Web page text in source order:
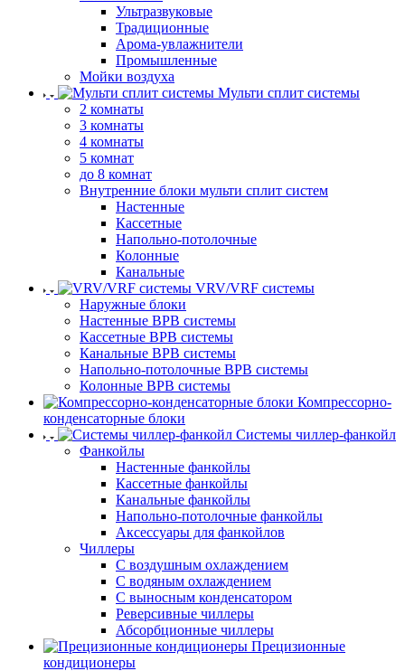
Ультразвуковые
Традиционные
Арома-увлажнители
Промышленные
Мойки воздуха
Мульти сплит системы
2 комнаты
3 комнаты
4 комнаты
5 комнат
до 8 комнат
Внутренние блоки мульти сплит систем
Настенные
Кассетные
Напольно-потолочные
Колонные
Канальные
VRV/VRF системы
Наружные блоки
Настенные ВРВ системы
Кассетные ВРВ системы
Канальные ВРВ системы
Напольно-потолочные ВРВ системы
Колонные ВРВ системы
Компрессорно-
конденсаторные блоки
Системы чиллер-фанкойл
Фанкойлы
Настенные фанкойлы
Кассетные фанкойлы
Канальные фанкойлы
Напольно-потолочные фанкойлы
Аксессуары для фанкойлов
Чиллеры
С воздушным охлаждением
С водяным охлаждением
С выносным конденсатором
Реверсивные чиллеры
Абсорбционные чиллеры
Прецизионные
кондиционеры